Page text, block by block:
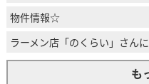
物件情報☆
ラーメン店「のくらい」さん
も